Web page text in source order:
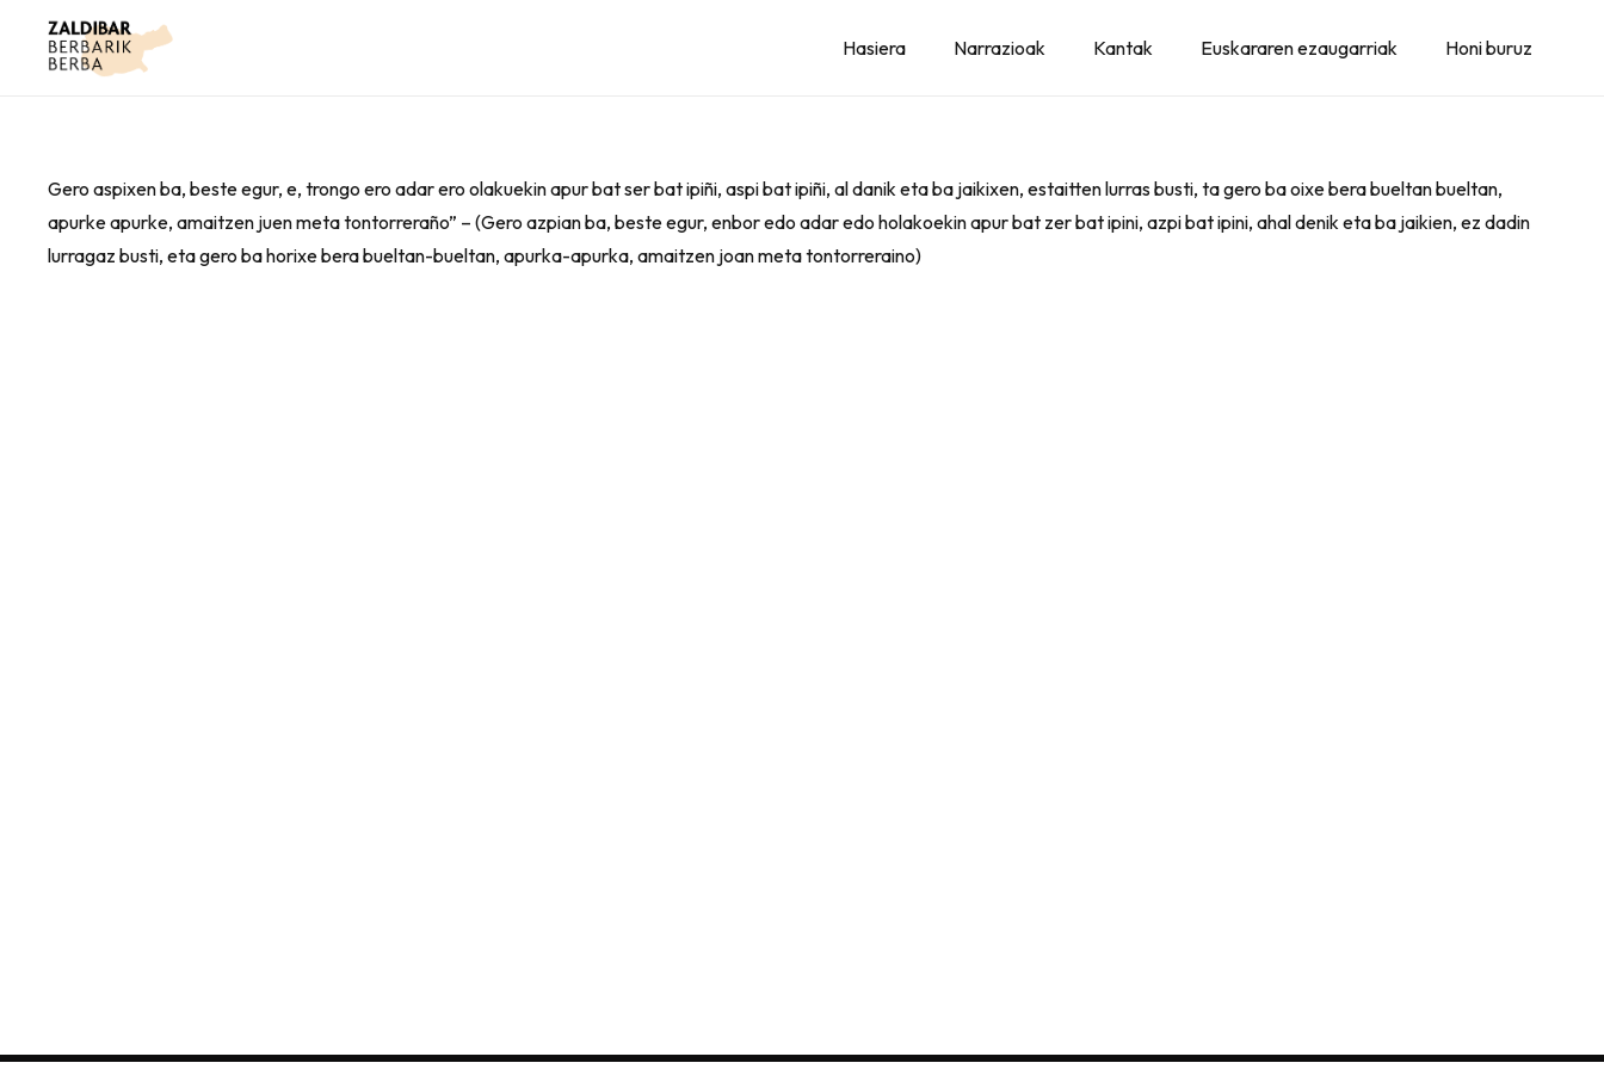
Hasiera Narrazioak Kantak Euskararen ezaugarriak Honi buruz
Gero aspixen ba, beste egur, e, trongo ero adar ero olakuekin apur bat ser bat ipiñi, aspi bat ipiñi, al danik eta ba jaikixen, estaitten lurras busti, ta gero ba oixe bera bueltan bueltan,
apurke apurke, amaitzen juen meta tontorreraño” – (Gero azpian ba, beste egur, enbor edo adar edo holakoekin apur bat zer bat ipini, azpi bat ipini, ahal denik eta ba jaikien, ez dadin
lurragaz busti, eta gero ba horixe bera bueltan-bueltan, apurka-apurka, amaitzen joan meta tontorreraino)